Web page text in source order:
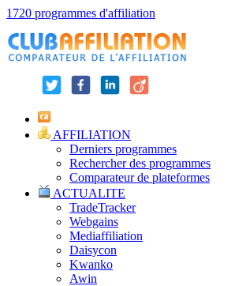
1720 programmes d'affiliation
AFFILIATION
Derniers programmes
Rechercher des programmes
Comparateur de plateformes
ACTUALITE
TradeTracker
Webgains
Mediaffiliation
Daisycon
Kwanko
Awin